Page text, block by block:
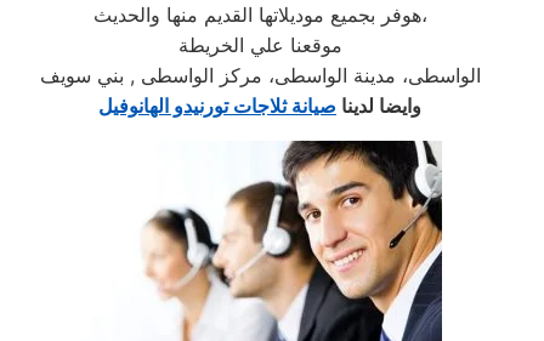
هوفر بجميع موديلاتها القديم منها والحديث،
موقعنا علي الخريطة
الواسطى، مدينة الواسطى، مركز الواسطى , بني سويف
وايضا لدينا صيانة ثلاجات تورنيدو الهانوفيل